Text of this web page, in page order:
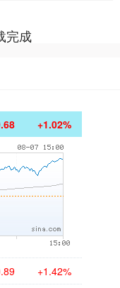
完成
+1.02%
+1.42%